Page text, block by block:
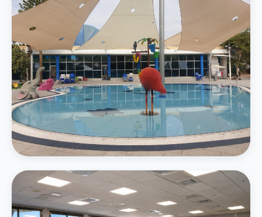
בריכת משפחה